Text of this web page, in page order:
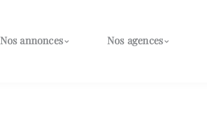
Nos annonces Nos agences